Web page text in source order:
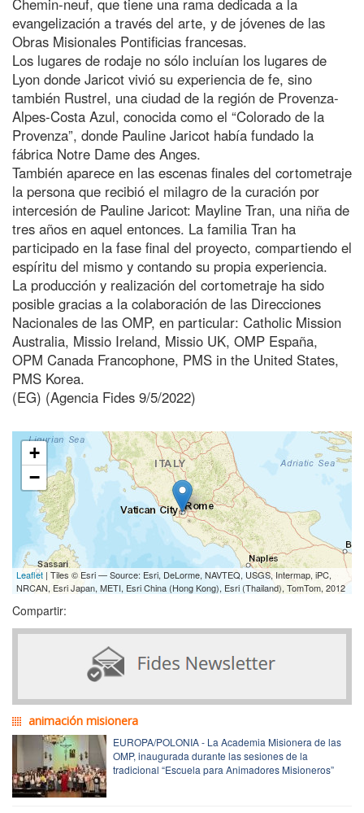
Chemin-neuf, que tiene una rama dedicada a la
evangelización a través del arte, y de jóvenes de las
Obras Misionales Pontificias francesas.
Los lugares de rodaje no sólo incluían los lugares de
Lyon donde Jaricot vivió su experiencia de fe, sino
también Rustrel, una ciudad de la región de Provenza-
Alpes-Costa Azul, conocida como el “Colorado de la
Provenza”, donde Pauline Jaricot había fundado la
fábrica Notre Dame des Anges.
También aparece en las escenas finales del cortometraje
la persona que recibió el milagro de la curación por
intercesión de Pauline Jaricot: Mayline Tran, una niña de
tres años en aquel entonces. La familia Tran ha
participado en la fase final del proyecto, compartiendo el
espíritu del mismo y contando su propia experiencia.
La producción y realización del cortometraje ha sido
posible gracias a la colaboración de las Direcciones
Nacionales de las OMP, en particular: Catholic Mission
Australia, Missio Ireland, Missio UK, OMP España,
OPM Canada Francophone, PMS in the United States,
PMS Korea.
(EG) (Agencia Fides 9/5/2022)
+
−
Leaflet | Tiles © Esri — Source: Esri, DeLorme, NAVTEQ, USGS, Intermap, iPC,
NRCAN, Esri Japan, METI, Esri China (Hong Kong), Esri (Thailand), TomTom, 2012
Compartir:
animación misionera
EUROPA/POLONIA - La Academia Misionera de las
OMP, inaugurada durante las sesiones de la
tradicional “Escuela para Animadores Misioneros”